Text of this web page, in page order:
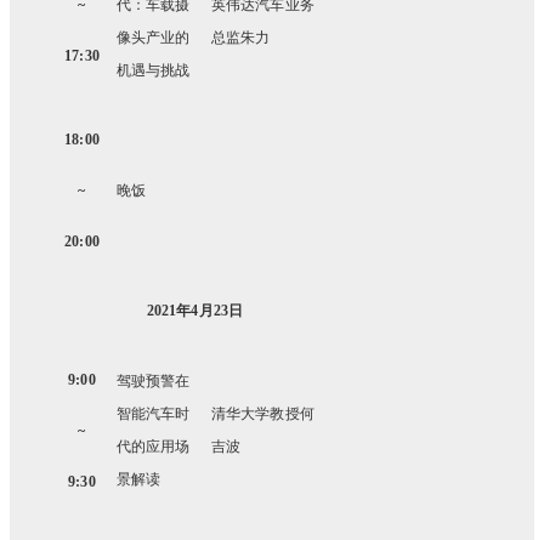
~
17:30
代：车载摄
像头产业的
机遇与挑战
英伟达汽车业务
总监朱力
18:00
~
20:00
晚饭
2021年4月23日
9:00
~
9:30
驾驶预警在
智能汽车时
代的应用场
景解读
清华大学教授何
吉波